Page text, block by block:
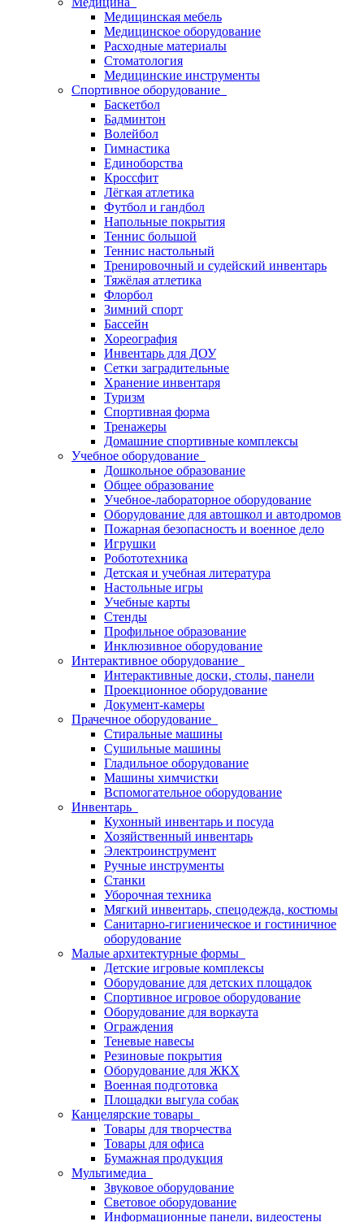
Медицинская мебель
Медицинское оборудование
Расходные материалы
Стоматология
Медицинские инструменты
Спортивное оборудование
Баскетбол
Бадминтон
Волейбол
Гимнастика
Единоборства
Кроссфит
Лёгкая атлетика
Футбол и гандбол
Напольные покрытия
Теннис большой
Теннис настольный
Тренировочный и судейский инвентарь
Тяжёлая атлетика
Флорбол
Зимний спорт
Бассейн
Хореография
Инвентарь для ДОУ
Сетки заградительные
Хранение инвентаря
Туризм
Спортивная форма
Тренажеры
Домашние спортивные комплексы
Учебное оборудование
Дошкольное образование
Общее образование
Учебное-лабораторное оборудование
Оборудование для автошкол и автодромов
Пожарная безопасность и военное дело
Игрушки
Робототехника
Детская и учебная литература
Настольные игры
Учебные карты
Стенды
Профильное образование
Инклюзивное оборудование
Интерактивное оборудование
Интерактивные доски, столы, панели
Проекционное оборудование
Документ-камеры
Прачечное оборудование
Стиральные машины
Сушильные машины
Гладильное оборудование
Машины химчистки
Вспомогательное оборудование
Инвентарь
Кухонный инвентарь и посуда
Хозяйственный инвентарь
Электроинструмент
Ручные инструменты
Станки
Уборочная техника
Мягкий инвентарь, спецодежда, костюмы
Санитарно-гигиеническое и гостиничное
оборудование
Малые архитектурные формы
Детские игровые комплексы
Оборудование для детских площадок
Спортивное игровое оборудование
Оборудование для воркаута
Ограждения
Теневые навесы
Резиновые покрытия
Оборудование для ЖКХ
Военная подготовка
Площадки выгула собак
Канцелярские товары
Товары для творчества
Товары для офиса
Бумажная продукция
Мультимедиа
Звуковое оборудование
Световое оборудование
Информационные панели, видеостены